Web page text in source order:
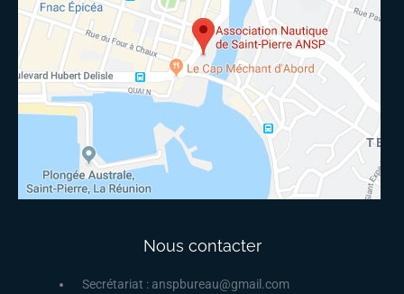
Nous contacter
Secrétariat : anspbureau@gmail.com